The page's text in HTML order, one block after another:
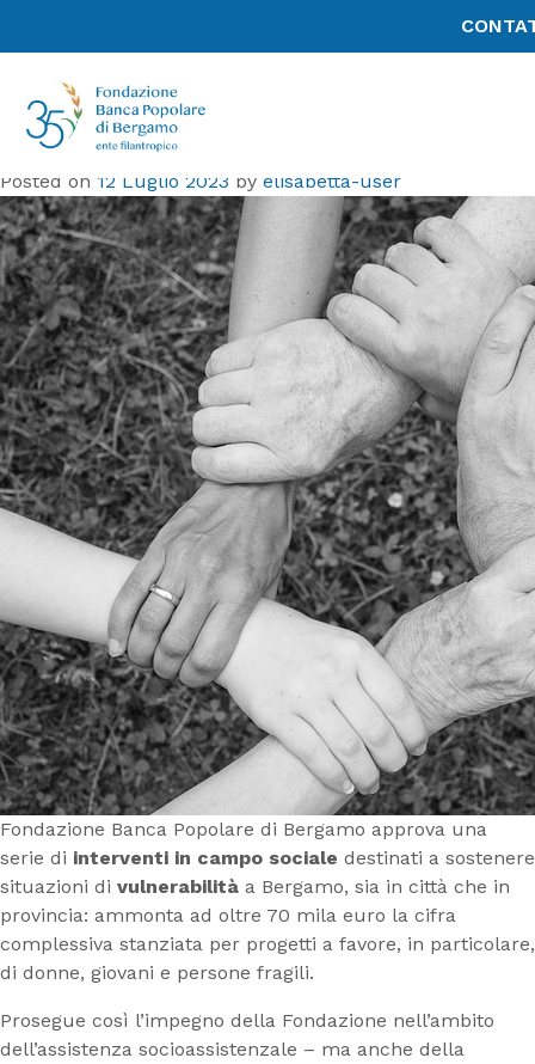
mila euro per donne, giovani e persone
fragili
Posted on 12 Luglio 2023 by elisabetta-user
Fondazione Banca Popolare di Bergamo approva una
serie di interventi in campo sociale destinati a sostenere
situazioni di vulnerabilità a Bergamo, sia in città che in
provincia: ammonta ad oltre 70 mila euro la cifra
complessiva stanziata per progetti a favore, in particolare,
di donne, giovani e persone fragili.
Prosegue così l’impegno della Fondazione nell’ambito
dell’assistenza socioassistenzale – ma anche della